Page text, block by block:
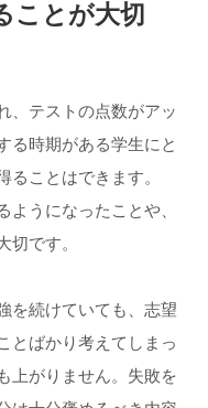
ことが大切
、テストの点数がアッ
る時期がある学生にと
ることはできます。
ようになったことや、
切です。
を続けていても、志望
とばかり考えてしまっ
上がりません。失敗を